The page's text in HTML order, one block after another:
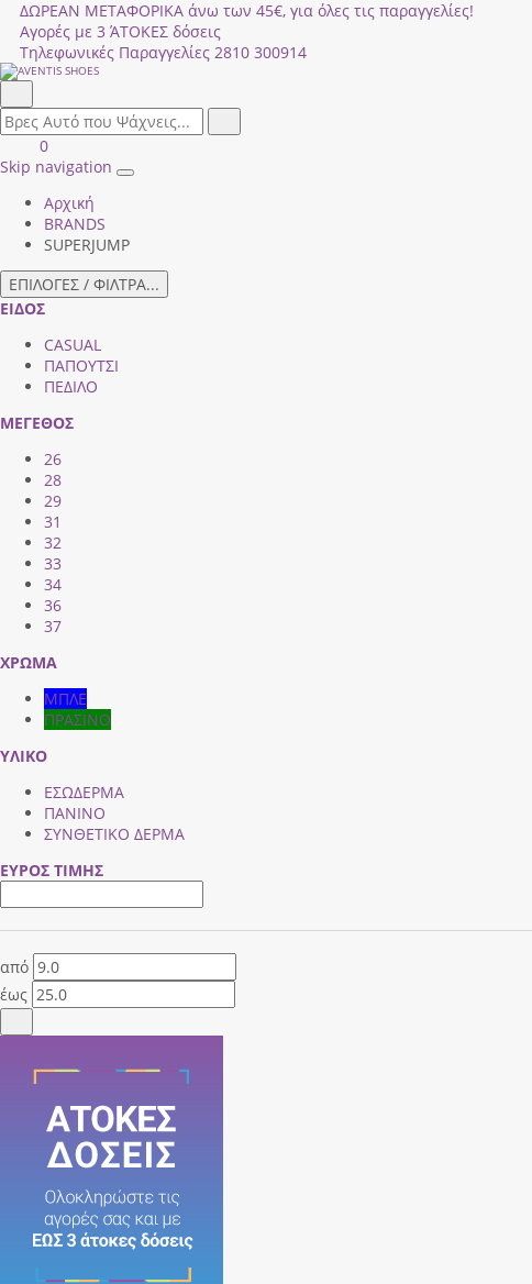
ΔΩΡΕΑΝ ΜΕΤΑΦΟΡΙΚΑ άνω των 45€, για όλες τις παραγγελίες!
Αγορές με 3 ΆΤΟΚΕΣ δόσεις
Τηλεφωνικές Παραγγελίες 2810 300914
field.search
Είσοδος
|
ΚΑΛΑΘΙ
ΑΓΟΡΩΝ
0
Skip navigation
Toggle
Αρχική
BRANDS
SUPERJUMP
ΕΠΙΛΟΓΕΣ / ΦΙΛΤΡΑ...
ΕΙΔΟΣ
CASUAL
ΠΑΠΟΥΤΣΙ
ΠΕΔΙΛΟ
ΜΕΓΕΘΟΣ
26
28
29
31
32
33
34
36
37
ΧΡΩΜΑ
ΜΠΛΕ
ΠΡΑΣΙΝΟ
ΥΛΙΚΟ
ΕΣΩΔΕΡΜΑ
ΠΑΝΙΝΟ
ΣΥΝΘΕΤΙΚΟ ΔΕΡΜΑ
ΕΥΡΟΣ ΤΙΜΗΣ
από
έως